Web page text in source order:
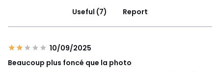
Useful (7) Report
10/09/2025
Beaucoup plus foncé que la photo